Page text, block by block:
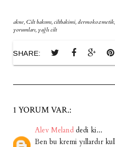
akne,Cilt bakımı,ciltbakimi,dermokozmetik,
yorumları,yağlı cilt
SHARE:
1 YORUM VAR.:
Alev Melanddedi ki...
Ben bu kremi yıllardır